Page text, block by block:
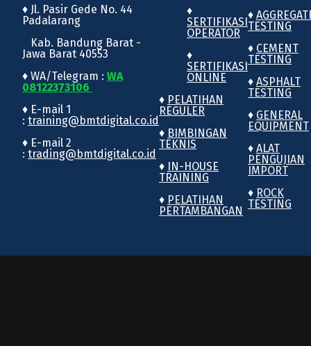
♦ Jl. Pasir Gede No. 44
Padalarang
Kab. Bandung Barat -
Jawa Barat 40553
♦ WA/Telegram : WA
08122373106
♦ E-mail 1
: training@bmtdigital.co.id
♦ E-mail 2
: trading@bmtdigital.co.id
♦
SERTIFIKASI
OPERATOR
♦
SERTIFIKASI
ONLINE
♦ PELATIHAN
REGULER
♦ BIMBINGAN
TEKNIS
♦
IN-HOUSE
TRAINING
♦ PELATIHAN
PERTAMBANGAN
♦
TESTING
♦ CEMENT
TESTING
♦ ASPHALT
TESTING
♦ GENERAL
EQUIPMENT
♦ ALAT
PENGUJIAN
IMPORT
♦ ROCK
TESTING